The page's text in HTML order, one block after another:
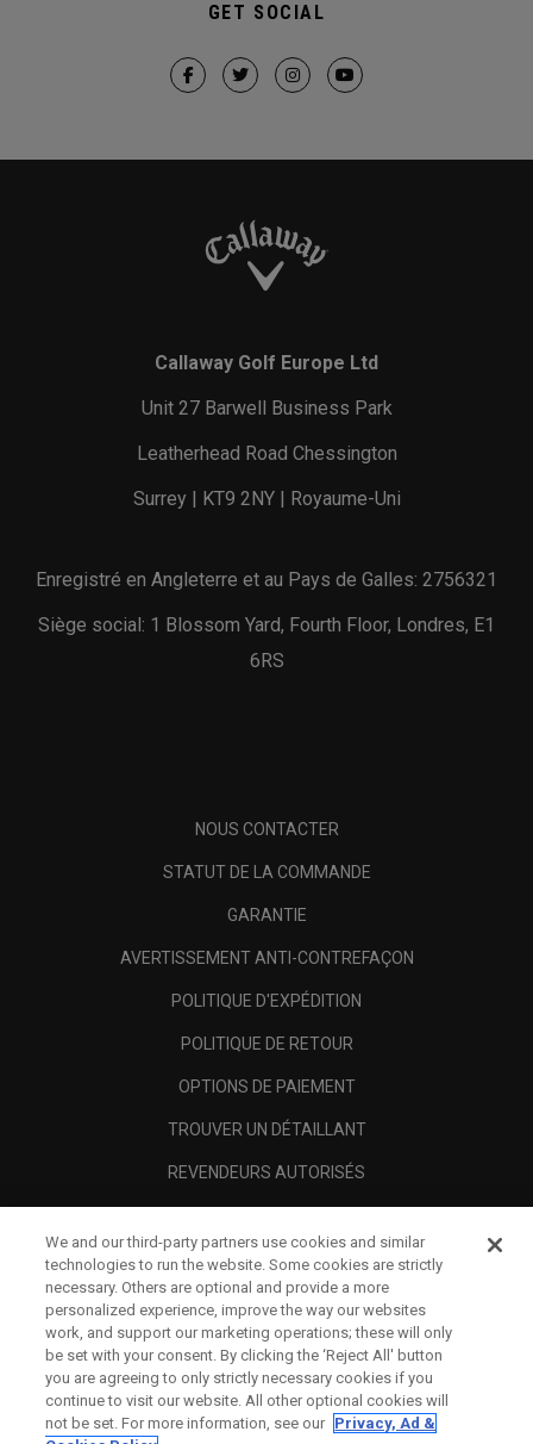
GET SOCIAL
Callaway Golf Europe Ltd
Unit 27 Barwell Business Park
Leatherhead Road Chessington
Surrey | KT9 2NY | Royaume-Uni
Enregistré en Angleterre et au Pays de Galles: 2756321
Siège social: 1 Blossom Yard, Fourth Floor, Londres, E1
6RS
NOUS CONTACTER
STATUT DE LA COMMANDE
GARANTIE
AVERTISSEMENT ANTI-CONTREFAÇON
POLITIQUE D'EXPÉDITION
POLITIQUE DE RETOUR
OPTIONS DE PAIEMENT
TROUVER UN DÉTAILLANT
REVENDEURS AUTORISÉS
A PROPOS
MENTIONS LÉGALES
We and our third-party partners use cookies and similar
technologies to run the website. Some cookies are strictly
necessary. Others are optional and provide a more
personalized experience, improve the way our websites
work, and support our marketing operations; these will only
be set with your consent. By clicking the ‘Reject All' button
you are agreeing to only strictly necessary cookies if you
continue to visit our website. All other optional cookies will
not be set. For more information, see our Privacy, Ad &